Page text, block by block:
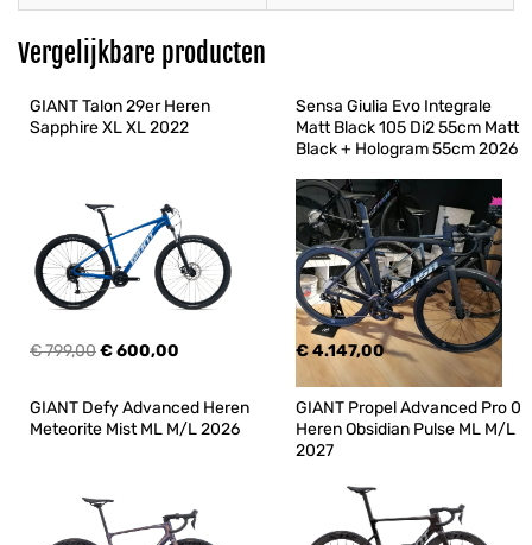
Vergelijkbare producten
GIANT Talon 29er Heren
Sapphire XL XL 2022
€ 799,00€ 600,00
Sensa Giulia Evo Integrale
Matt Black 105 Di2 55cm Matt
Black + Hologram 55cm 2026
€ 4.147,00
GIANT Defy Advanced Heren
Meteorite Mist ML M/L 2026
GIANT Propel Advanced Pro 0
Heren Obsidian Pulse ML M/L
2027